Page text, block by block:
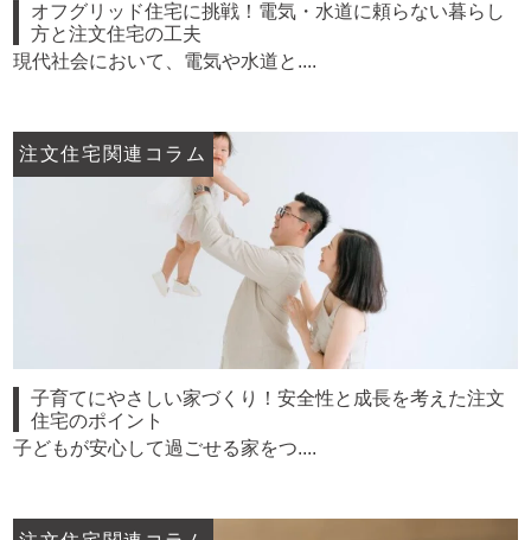
オフグリッド住宅に挑戦！電気・水道に頼らない暮らし
方と注文住宅の工夫
現代社会において、電気や水道と....
注文住宅関連コラム
子育てにやさしい家づくり！安全性と成長を考えた注文
住宅のポイント
子どもが安心して過ごせる家をつ....